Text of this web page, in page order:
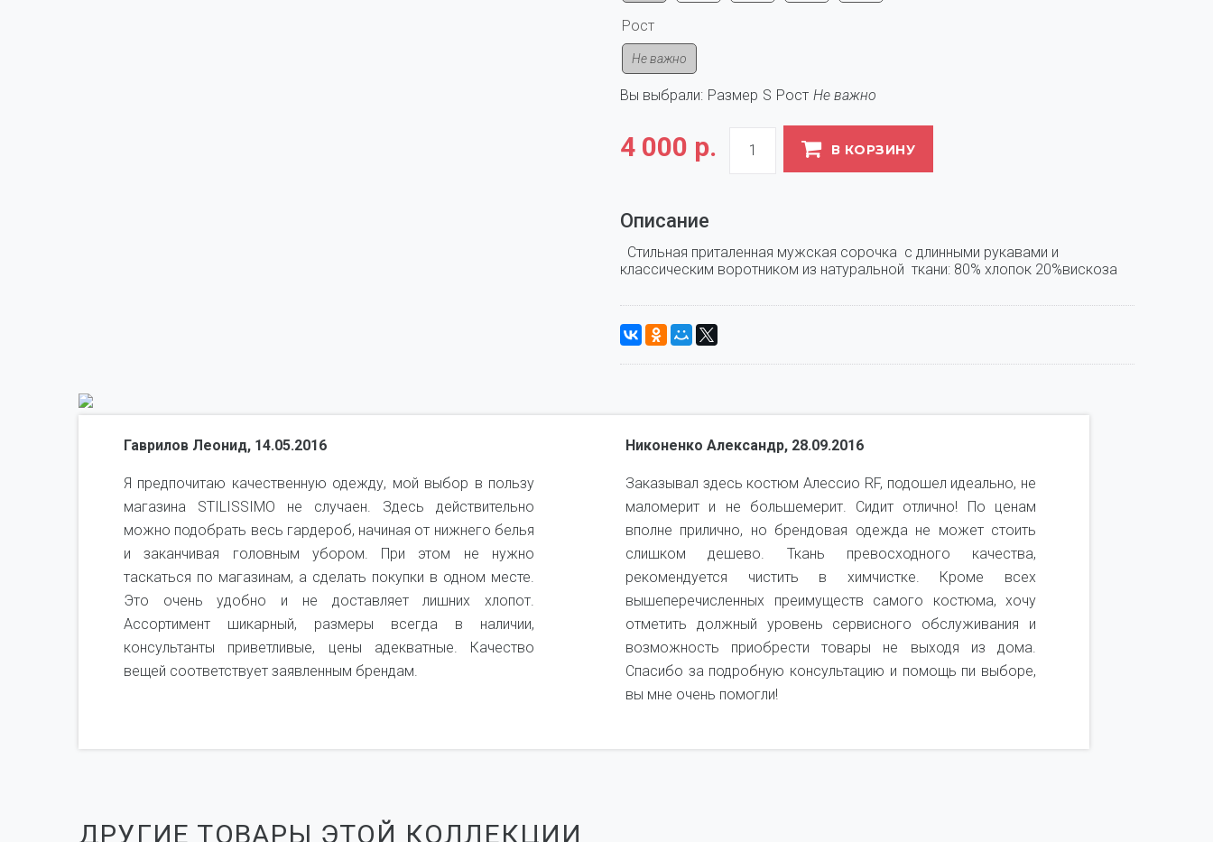
Рост
Не важно
Вы выбрали: Размер S Рост Не важно
4 000 р. В КОРЗИНУ
Описание
Стильная приталенная мужская сорочка  с длинными рукавами и
классическим воротником из натуральной  ткани: 80% хлопок 20%вискоза
Гаврилов Леонид, 14.05.2016
Я предпочитаю качественную одежду, мой выбор в пользу
магазина STILISSIMO не случаен. Здесь действительно
можно подобрать весь гардероб, начиная от нижнего белья
и заканчивая головным убором. При этом не нужно
таскаться по магазинам, а сделать покупки в одном месте.
Это очень удобно и не доставляет лишних хлопот.
Ассортимент шикарный, размеры всегда в наличии,
консультанты приветливые, цены адекватные. Качество
вещей соответствует заявленным брендам.
Никоненко Александр, 28.09.2016
Заказывал здесь костюм Алессио RF, подошел идеально, не
маломерит и не большемерит. Сидит отлично! По ценам
вполне прилично, но брендовая одежда не может стоить
слишком дешево. Ткань превосходного качества,
рекомендуется чистить в химчистке. Кроме всех
вышеперечисленных преимуществ самого костюма, хочу
отметить должный уровень сервисного обслуживания и
возможность приобрести товары не выходя из дома.
Спасибо за подробную консультацию и помощь пи выборе,
вы мне очень помогли!
ДРУГИЕ ТОВАРЫ ЭТОЙ КОЛЛЕКЦИИ